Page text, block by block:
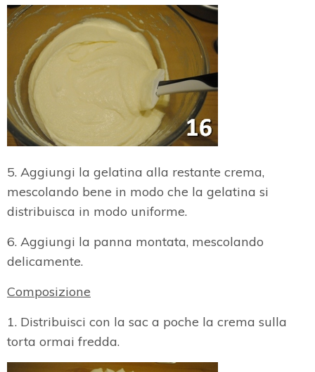
5. Aggiungi la gelatina alla restante crema,
mescolando bene in modo che la gelatina si
distribuisca in modo uniforme.
6. Aggiungi la panna montata, mescolando
delicamente.
Composizione
1. Distribuisci con la sac a poche la crema sulla
torta ormai fredda.